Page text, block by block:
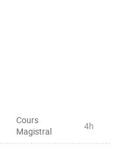
Cours
Magistral
4h